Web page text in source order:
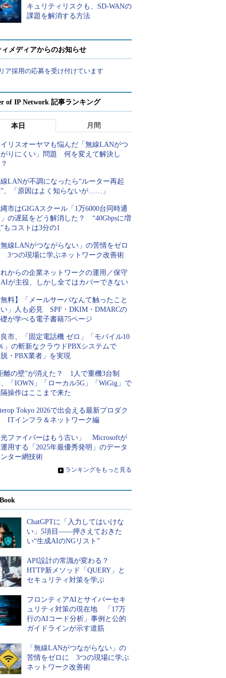
キュリティリスクも、SD-WANの
課題を解消する方法
メディアからのお知らせ
ア採用の応募を受け付けています
of IP Network 記事ランキング
本日 月間
リスオーヤマも悩んだ「無線LANがつ
りにくい」問題 何を変えて解決し
LANが不調になったら“ルーター再起
、「原因はよく知らないが……」
市はGIGAスクール「1万6000台同時通
の遅延をどう解消した？ “40Gbpsに増
もコストは3分の1
線LANがつながらない」の苦情をゼロ
3つの現場に学ぶネットワーク改善術
からの企業ネットワークの運用／保守
が主役、しかし全てはカバーできない
料】「メールサーバなんて触ったこと
」人も必見 SPF・DKIM・DMARCの
が学べる電子書籍75ページ
市、「固定電話機 ゼロ」「モバイル10
」の斬新なクラウドPBXシステムで
・PBX業者」を実現
離の壁”が消えた？ 1人で重機3台制
「IOWN」「ローカル5G」「WiGig」で
操作はここまで来た
Tokyo 2026で出会える最新プロダク
ITインフラ＆ネットワーク編
ファイバーはもう古い」 Microsoftが
用する「2025年最優秀発明」のデータ
ター網技術
» ランキングをもっと見る
ChatGPTに「入力してはいけな
い」5項目――押さえておきた
い“生成AIのNGリスト”
API設計の常識が変わる？
HTTP新メソッド「QUERY」と
セキュリティ対策を学ぶ
フロンティアAIとサイバーセキ
ュリティ対策の現在地 「17万
行のAIコード分析」事例と公的
ガイドラインが示す道筋
「無線LANがつながらない」の
苦情をゼロに 3つの現場に学ぶ
ネットワーク改善術